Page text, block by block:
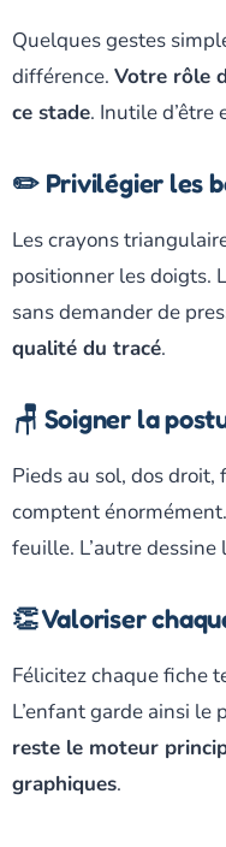
Quelques gestes
différence. Votre rôle
ce stade. Inutile
✏️ Privilégier les
Les crayons
positionner les doigts.
sans demander de
qualité du tracé.
🪑 Soigner la
Pieds au sol, dos
comptent
feuille. L’autre
👏 Valoriser
Félicitez chaque fiche
L’enfant garde ainsi le
reste le moteur
graphiques.